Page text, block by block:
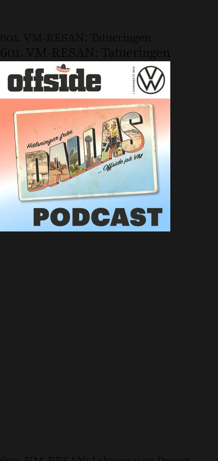
601. VM-RESAN: Tatueringen
601. VM-RESAN: Tatueringen